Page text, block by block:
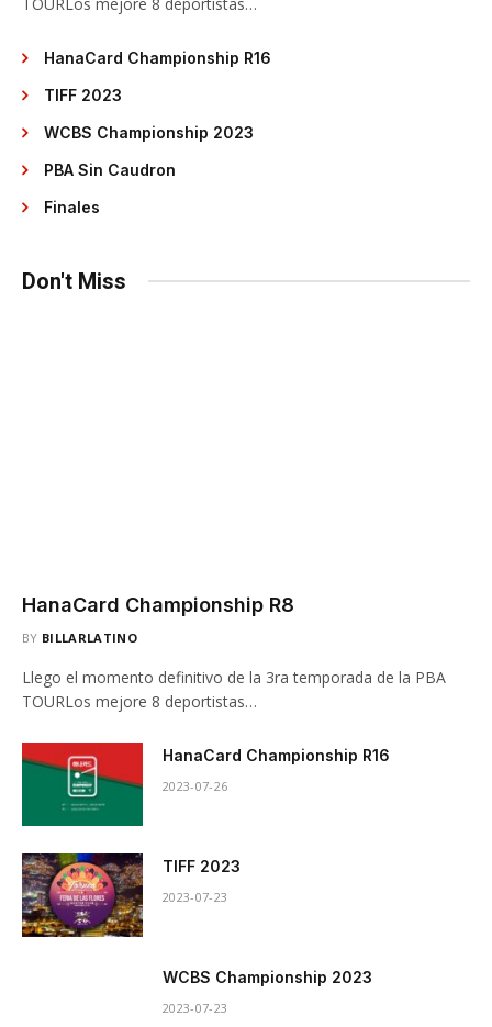
HanaCard Championship R16
TIFF 2023
WCBS Championship 2023
PBA Sin Caudron
Finales
Don't Miss
HanaCard Championship R8
BY BILLARLATINO
Llego el momento definitivo de la 3ra temporada de la PBA
TOURLos mejore 8 deportistas…
HanaCard Championship R16
2023-07-26
TIFF 2023
2023-07-23
WCBS Championship 2023
2023-07-23